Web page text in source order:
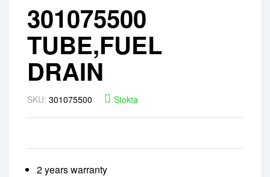
301075500
TUBE,FUEL
DRAIN
SKU: 301075500 Stokta
2 years warranty